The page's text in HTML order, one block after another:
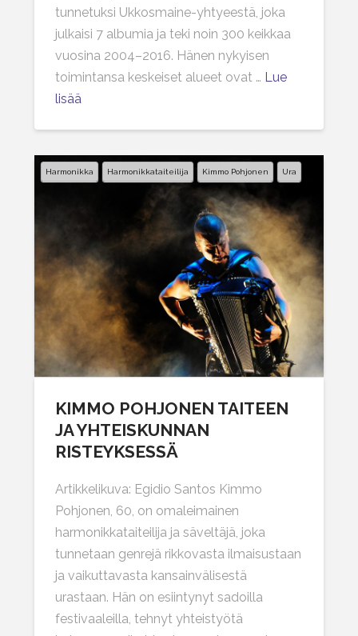
tunnetuksi Ukkosmaine-yhtyeestä, joka
julkaisi 7 albumia ja teki noin 300 keikkaa
vuosina 2004–2016. Hänen nykyisen
toimintansa keskeiset alueet ovat … Lue
lisää
KIMMO POHJONEN TAITEEN
JA YHTEISKUNNAN
RISTEYKSESSÄ
Artikkelikuva: Egidio Santos Kimmo
Pohjonen, 60, on omaleimainen
harmonikkataiteilija ja säveltäjä, joka
tunnetaan genrejä rikkovasta ilmaisustaan
ja vaikuttavasta kansainvälisestä
urastaan. Hän on esiintynyt sadoilla
festivaaleilla, tehnyt yhteistyötä
Harmonikka Harmonikkataiteilija Kimmo Pohjonen Ura